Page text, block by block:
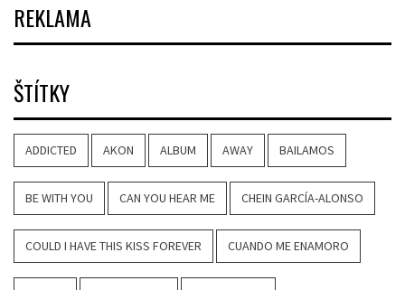
REKLAMA
ŠTÍTKY
ADDICTED AKON ALBUM AWAY BAILAMOS
BE WITH YOU CAN YOU HEAR ME CHEIN GARCÍA-ALONSO
COULD I HAVE THIS KISS FOREVER CUANDO ME ENAMORO